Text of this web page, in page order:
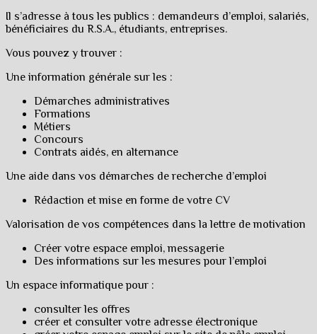
Il s’adresse à tous les publics : demandeurs d’emploi, salariés,
bénéficiaires du R.S.A., étudiants, entreprises.
Vous pouvez y trouver :
Une information générale sur les :
Démarches administratives
Formations
Métiers
Concours
Contrats aidés, en alternance
Une aide dans vos démarches de recherche d’emploi
Rédaction et mise en forme de votre CV
Valorisation de vos compétences dans la lettre de motivation
Créer votre espace emploi, messagerie
Des informations sur les mesures pour l’emploi
Un espace informatique pour :
consulter les offres
créer et consulter votre adresse électronique